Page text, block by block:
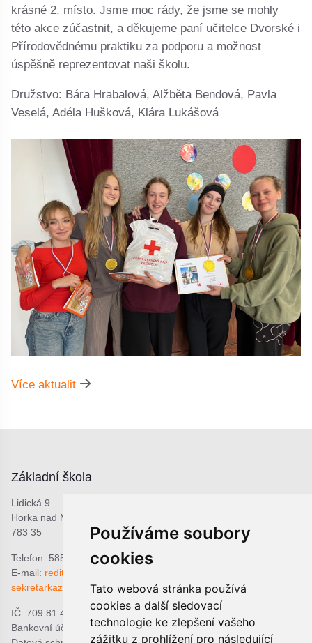
Používáme soubory
cookies
Tato webová stránka používá
cookies a další sledovací
technologie ke zlepšení vašeho
zážitku z prohlížení pro následující
krásné 2. místo. Jsme moc rády, že jsme se mohly
této akce zúčastnit, a děkujeme paní učitelce Dvorské i
Přírodovědnému praktiku za podporu a možnost
úspěšně reprezentovat naši školu.
Družstvo: Bára Hrabalová, Alžběta Bendová, Pavla
Veselá, Adéla Hušková, Klára Lukášová
Více aktualit
Základní škola
Lidická 9
Horka nad Moravou
783 35
Telefon: 585 378 047
E-mail: reditel@zshorka.cz
sekretarkazshorka@seznam.cz
IČ: 709 81 493
Bankovní účet: 1809609309/0800